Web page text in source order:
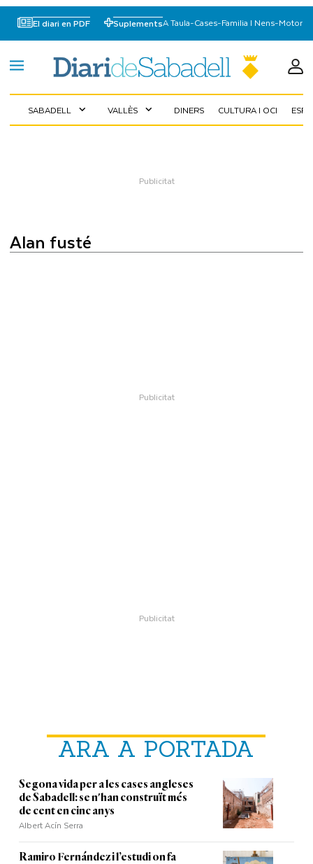
El diari en PDF SuplementsA Taula-Cases-Familia I Nens-Motor
SABADELL expand_more VALLÈS expand_more DINERS CULTURA I OCI
alan fusté
ARA A PORTADA
Segona vida per a les cases angleses
de Sabadell: se n'han construït més
de cent en cinc anys
Albert Acín Serra
Ramiro Fernández i l’estudi on fa